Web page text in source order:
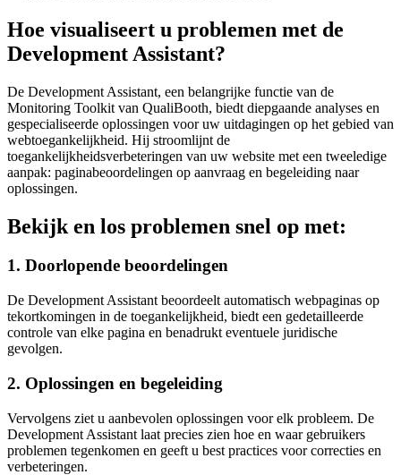
Hoe visualiseert u problemen met de
Development Assistant?
De Development Assistant, een belangrijke functie van de
Monitoring Toolkit van QualiBooth, biedt diepgaande analyses en
gespecialiseerde oplossingen voor uw uitdagingen op het gebied van
webtoegankelijkheid. Hij stroomlijnt de
toegankelijkheidsverbeteringen van uw website met een tweeledige
aanpak: paginabeoordelingen op aanvraag en begeleiding naar
oplossingen.
Bekijk en los problemen snel op met:
1. Doorlopende beoordelingen
De Development Assistant beoordeelt automatisch webpaginas op
tekortkomingen in de toegankelijkheid, biedt een gedetailleerde
controle van elke pagina en benadrukt eventuele juridische
gevolgen.
2. Oplossingen en begeleiding
Vervolgens ziet u aanbevolen oplossingen voor elk probleem. De
Development Assistant laat precies zien hoe en waar gebruikers
problemen tegenkomen en geeft u best practices voor correcties en
verbeteringen.